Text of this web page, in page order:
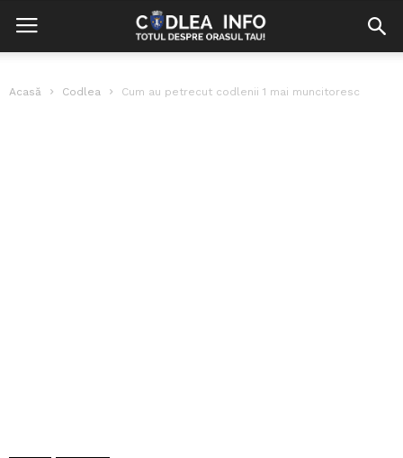
Acasă Codlea Cum au petrecut codlenii 1 mai muncitoresc